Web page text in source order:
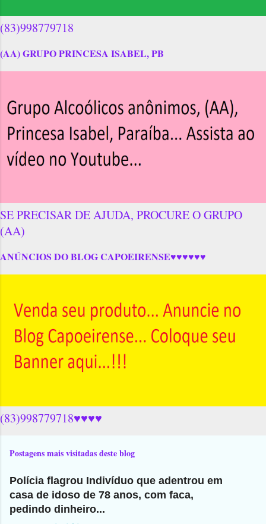
(83)998779718
(AA) GRUPO PRINCESA ISABEL, PB
SE PRECISAR DE AJUDA, PROCURE O GRUPO
(AA)
ANÚNCIOS DO BLOG CAPOEIRENSE♥♥♥♥♥♥
(83)998779718♥♥♥♥
Postagens mais visitadas deste blog
Polícia flagrou Indivíduo que adentrou em
casa de idoso de 78 anos, com faca,
pedindo dinheiro...